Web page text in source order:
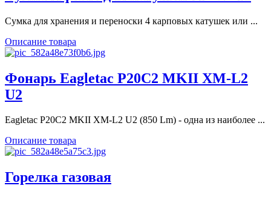
Сумка для хранения и переноски 4 карповых катушек или ...
Описание товара
Фонарь Eagletac P20C2 MKII XM-L2
U2
Eagletac P20C2 MKII XM-L2 U2 (850 Lm) - одна из наиболее ...
Описание товара
Горелка газовая